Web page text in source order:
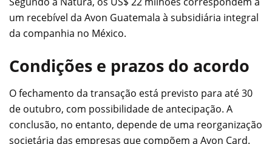
um recebível da Avon Guatemala à subsidiária integral
da companhia no México.
Condições e prazos do acordo
O fechamento da transação está previsto para até 30
de outubro, com possibilidade de antecipação. A
conclusão, no entanto, depende de uma reorganização
societária das empresas que compõem a Avon Card.